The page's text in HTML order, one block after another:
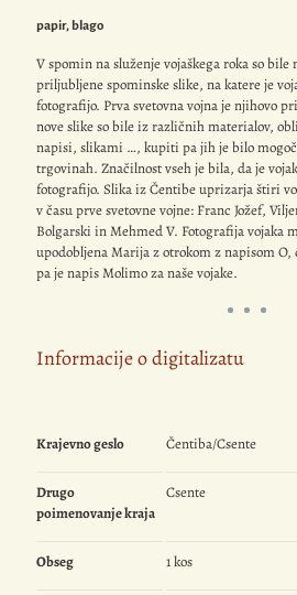
papir, blago
V spomin na služenje vojaškega roka so bile
priljubljene spominske slike, na katere je
fotografijo. Prva svetovna vojna je njihovo
nove slike so bile iz različnih materialov,
napisi, slikami …, kupiti pa jih je bilo
trgovinah. Značilnost vseh je bila, da je
fotografijo. Slika iz Čentibe uprizarja štiri
v času prve svetovne vojne: Franc Jožef,
Bolgarski in Mehmed V. Fotografija vojaka
upodobljena Marija z otrokom z napisom
pa je napis Molimo za naše vojake.
Informacije o digitalizatu
Krajevno geslo Čentiba/Csente
Drugo
poimenovanje kraja
Csente
Obseg 1 kos